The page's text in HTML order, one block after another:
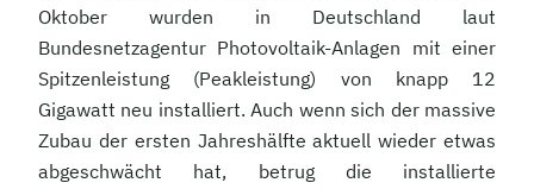
Oktober wurden in Deutschland laut
Bundesnetzagentur Photovoltaik-Anlagen mit einer
Spitzenleistung (Peakleistung) von knapp 12
Gigawatt neu installiert. Auch wenn sich der massive
Zubau der ersten Jahreshälfte aktuell wieder etwas
abgeschwächt hat, betrug die installierte